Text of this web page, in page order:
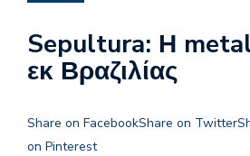
Sepultura: Η
εκ Βραζιλίας
Share on FacebookShare on Twitter
on Pinterest